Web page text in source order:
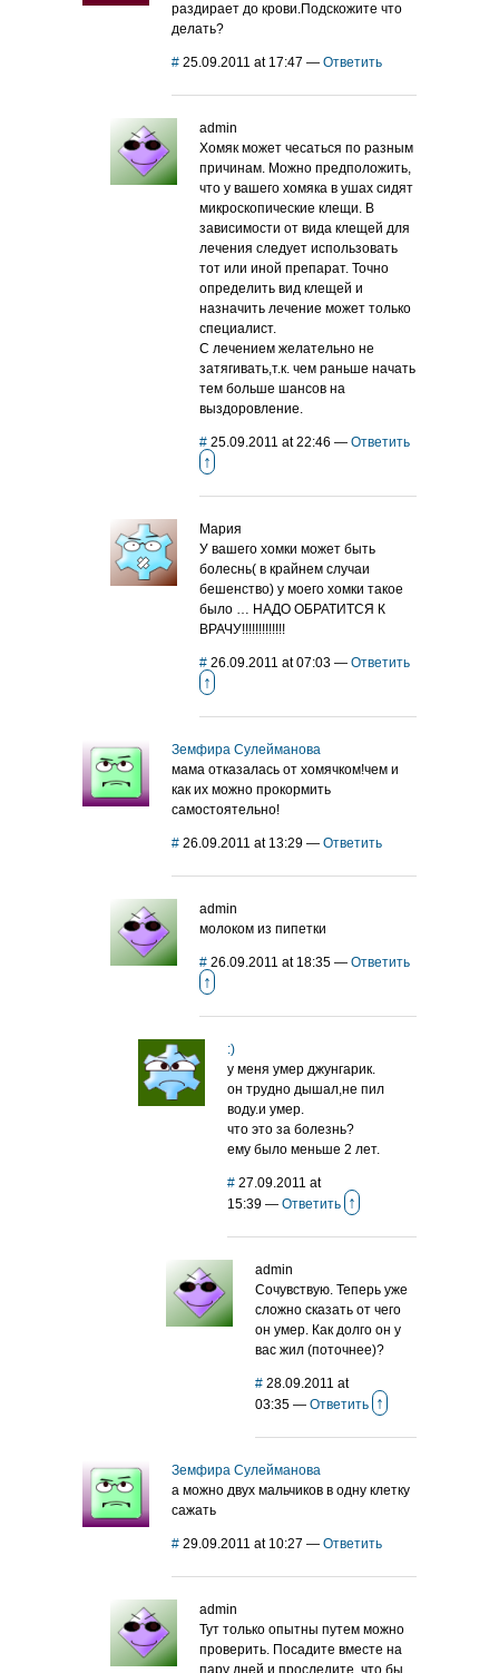
раздирает до крови.Подскожите что
делать?
# 25.09.2011 at 17:47 — Ответить
admin
Хомяк может чесаться по разным
причинам. Можно предположить,
что у вашего хомяка в ушах сидят
микроскопические клещи. В
зависимости от вида клещей для
лечения следует использовать
тот или иной препарат. Точно
определить вид клещей и
назначить лечение может только
специалист.
С лечением желательно не
затягивать,т.к. чем раньше начать
тем больше шансов на
выздоровление.
# 25.09.2011 at 22:46 — Ответить
↑
Мария
У вашего хомки может быть
болеснь( в крайнем случаи
бешенство) у моего хомки такое
было … НАДО ОБРАТИТСЯ К
ВРАЧУ!!!!!!!!!!!!!
# 26.09.2011 at 07:03 — Ответить
↑
Земфира Сулейманова
мама отказалась от хомячком!чем и
как их можно прокормить
самостоятельно!
# 26.09.2011 at 13:29 — Ответить
admin
молоком из пипетки
# 26.09.2011 at 18:35 — Ответить
↑
:)
у меня умер джунгарик.
он трудно дышал,не пил
воду.и умер.
что это за болезнь?
ему было меньше 2 лет.
# 27.09.2011 at
15:39 — Ответить ↑
admin
Сочувствую. Теперь уже
сложно сказать от чего
он умер. Как долго он у
вас жил (поточнее)?
# 28.09.2011 at
03:35 — Ответить ↑
Земфира Сулейманова
а можно двух мальчиков в одну клетку
сажать
# 29.09.2011 at 10:27 — Ответить
admin
Тут только опытны путем можно
проверить. Посадите вместе на
пару дней и проследите, что бы